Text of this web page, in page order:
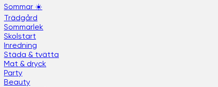
Sommar ☀️
Trädgård
Sommarlek
Skolstart
Inredning
Städa & tvätta
Mat & dryck
Party
Beauty